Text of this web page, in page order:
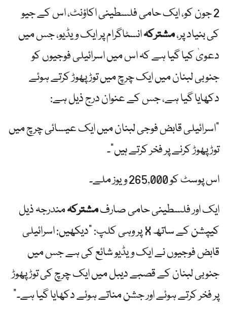
2 جون کو، ایک حامی فلسطینی اکاؤنٹ، اس کے جیو
کی بنیاد پر،مشترکہانسٹاگرام پر ایک ویڈیو، جس میں
دعویٰ کیا گیا ہے کہ اس میں اسرائیلی فوجیوں کو
جنوبی لبنان میں ایک چرچ میں توڑ پھوڑ کرتے ہوئے
دکھایا گیا ہے، جس کے عنوان درج ذیل ہے:
"اسرائیلی قابض فوجی لبنان میں ایک عیسائی چرچ میں
توڑ پھوڑ کرنے پر فخر کرتے ہیں”۔
اس پوسٹ کو 265,000 ویوز ملے۔
ایک اور فلسطینی حامی صارفمشترکہمندرجہ ذیل
کیپشن کے ساتھ X پر وہی کلپ: "دیکھیں: اسرائیلی
قابض فوجیوں نے ایک ویڈیو شائع کی ہے جس میں
جنوبی لبنان کے قصبے دیبل میں ایک چرچ کی توڑ پھوڑ
پر فخر کرتے ہوئے اور جشن مناتے ہوئے دکھایا گیا ہے۔”